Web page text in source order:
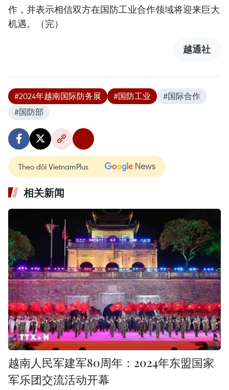
作，并表示相信双方在国防工业合作领域将迎来巨大
机遇。（完）
越通社
#2024年越南国际防务展 #国防工业
#国际合作
#国防部
Theo dõi VietnamPlus
相关新闻
越南人民军建军80周年：2024年东盟国家
军乐团交流活动开幕